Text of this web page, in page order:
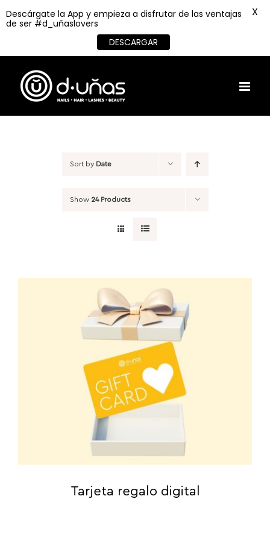
content
Sort by Date
Show 24 Products
Tarjeta regalo digital
Descárgate la App y empieza a disfrutar de las ventajas
de ser #d_uñaslovers
DESCARGAR
X